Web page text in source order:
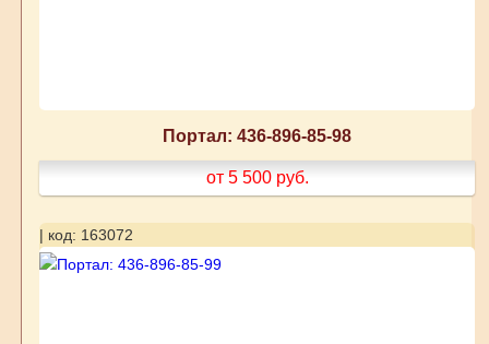
Портал: 436-896-85-98
от 5 500 руб.
| код: 163072